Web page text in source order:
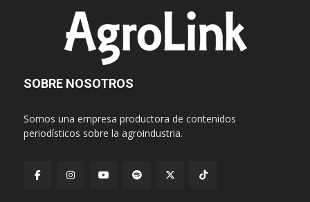
SOBRE NOSOTROS
Somos una empresa productora de contenidos
periodísticos sobre la agroindustria.